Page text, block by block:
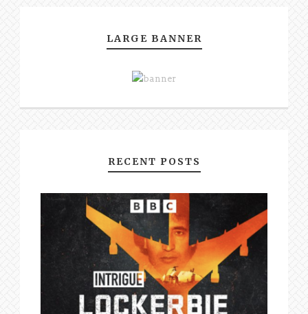
LARGE BANNER
RECENT POSTS